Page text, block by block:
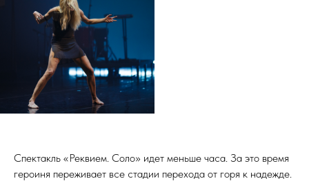
Спектакль «Реквием. Соло» идет меньше часа. За это время
героиня переживает все стадии перехода от горя к надежде.